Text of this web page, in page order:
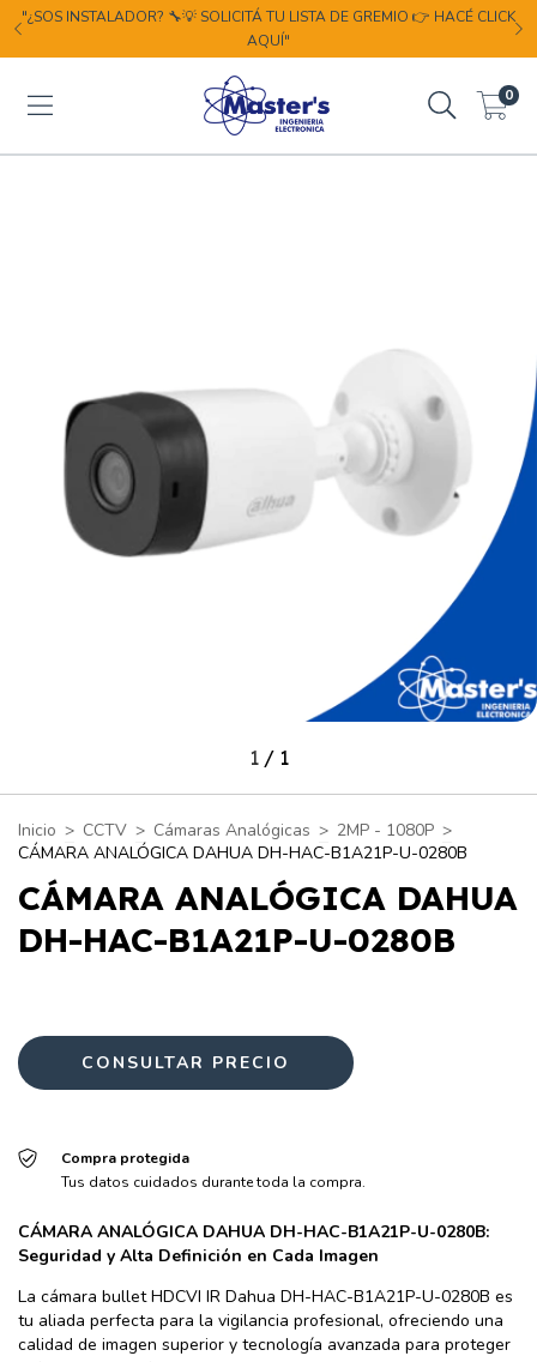
"¿SOS INSTALADOR? 🔧💡 SOLICITÁ TU LISTA DE GREMIO 👉 HACÉ CLICK
AQUÍ"
0
1/ 1
Inicio > CCTV > Cámaras Analógicas > 2MP - 1080P >
CÁMARA ANALÓGICA DAHUA DH-HAC-B1A21P-U-0280B
CÁMARA ANALÓGICA DAHUA
DH-HAC-B1A21P-U-0280B
Compra protegida
Tus datos cuidados durante toda la compra.
CÁMARA ANALÓGICA DAHUA DH-HAC-B1A21P-U-0280B:
Seguridad y Alta Definición en Cada Imagen
La cámara bullet HDCVI IR Dahua DH-HAC-B1A21P-U-0280B es
tu aliada perfecta para la vigilancia profesional, ofreciendo una
calidad de imagen superior y tecnología avanzada para proteger